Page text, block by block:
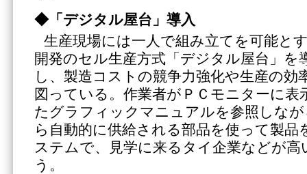
◆「デジタル屋台」導入
生産現場には一人で組み立てを可能と
開発のセル生産方式「デジタル屋台」を
し、製造コストの競争力強化や生産の効
図っている。作業者がＰＣモニターに表
たグラフィックマニュアルを参照しな
ら自動的に供給される部品を使って製品
ステムで、見学に来るタイ企業などが高
う。